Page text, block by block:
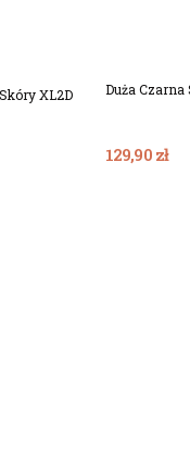
XL2D Duża
129,90 zł